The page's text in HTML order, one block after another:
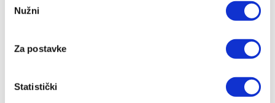
Selection
Nužni
Za postavke
Statistički
06/08/2026